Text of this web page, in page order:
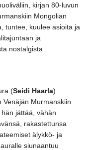
kirjan 80-luvun
Mongolian
tuntee, kuulee asioita ja
ja
nostalgista
(Seidi Haarla)
Venäjän Murmanskiin
jättää, vähän
rakastettunsa
älykkö- ja
siunaantuu